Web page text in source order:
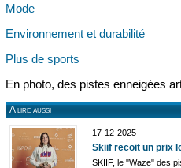
Mode
Environnement et durabilité
Plus de sports
En photo, des pistes enneigées
A lire aussi
17-12-2025
Skiif recoit un prix
SKIIF, le "Waze" des